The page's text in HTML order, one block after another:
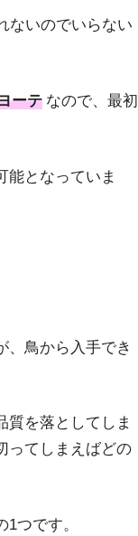
ないのでいらない
ーテ なので、最初
能となっていま
、鳥から入手でき
質を落としてしま
ってしまえばどの
つです。